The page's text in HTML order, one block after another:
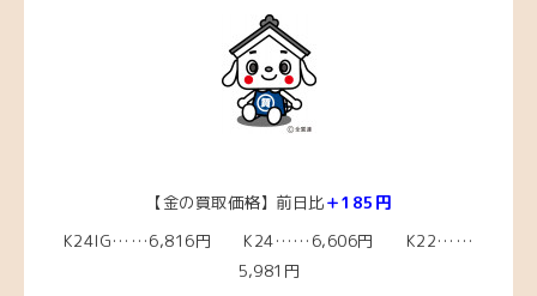
【金の買取価格】前日比＋185円
K24IG……6,816円 K24……6,606円 K22……
5,981円